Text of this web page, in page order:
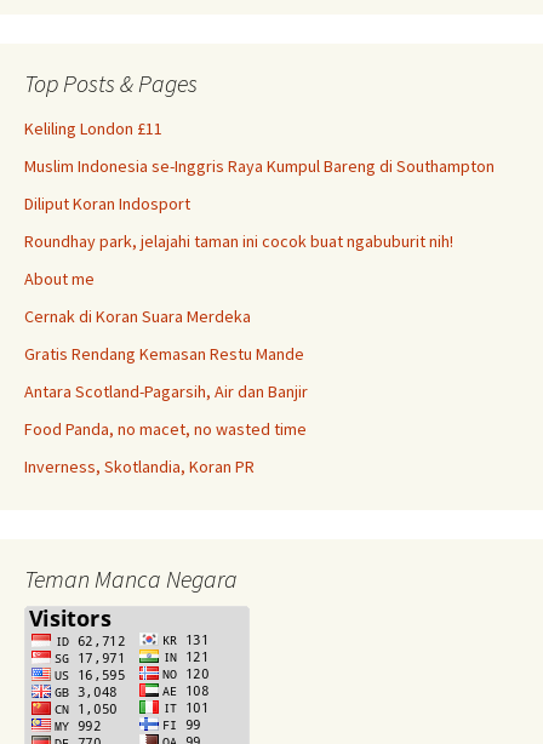
Top Posts & Pages
Keliling London £11
Muslim Indonesia se-Inggris Raya Kumpul Bareng di Southampton
Diliput Koran Indosport
Roundhay park, jelajahi taman ini cocok buat ngabuburit nih!
About me
Cernak di Koran Suara Merdeka
Gratis Rendang Kemasan Restu Mande
Antara Scotland-Pagarsih, Air dan Banjir
Food Panda, no macet, no wasted time
Inverness, Skotlandia, Koran PR
Teman Manca Negara